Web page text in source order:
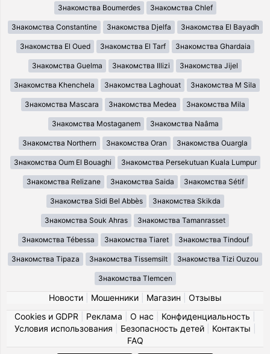
Знакомства Boumerdes Знакомства Chlef
Знакомства Constantine Знакомства Djelfa Знакомства El Bayadh
Знакомства El Oued Знакомства El Tarf Знакомства Ghardaia
Знакомства Guelma Знакомства Illizi Знакомства Jijel
Знакомства Khenchela Знакомства Laghouat Знакомства M Sila
Знакомства Mascara Знакомства Medea Знакомства Mila
Знакомства Mostaganem Знакомства Naâma
Знакомства Northern Знакомства Oran Знакомства Ouargla
Знакомства Oum El Bouaghi Знакомства Persekutuan Kuala Lumpur
Знакомства Relizane Знакомства Saida Знакомства Sétif
Знакомства Sidi Bel Abbès Знакомства Skikda
Знакомства Souk Ahras Знакомства Tamanrasset
Знакомства Tébessa Знакомства Tiaret Знакомства Tindouf
Знакомства Tipaza Знакомства Tissemsilt Знакомства Tizi Ouzou
Знакомства Tlemcen
Новости| Мошенники| Магазин
Отзывы
Cookies и GDPR
Реклама О нас Конфиденциальность
Условия использования
Безопасность детей| Контакты
FAQ